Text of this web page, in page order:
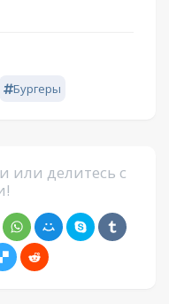
Бургеры
или делитесь с